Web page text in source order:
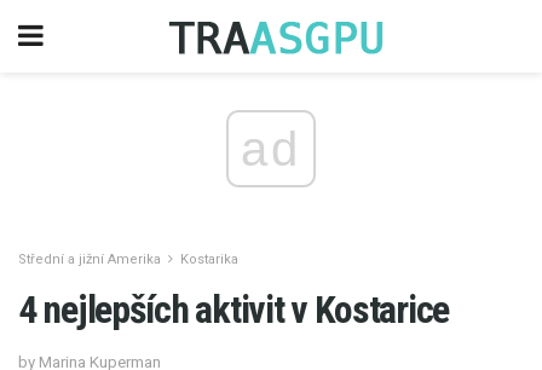
ad
Střední a jižní Amerika Kostarika
4 nejlepších aktivit v Kostarice
by Marina Kuperman